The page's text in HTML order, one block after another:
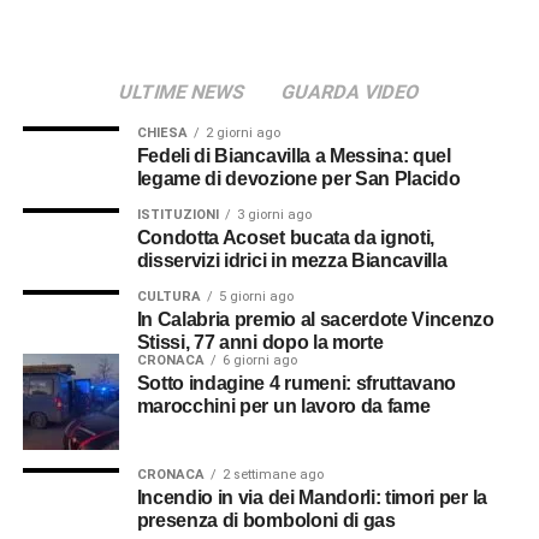
risarcimento danni
Diverso è il discorso per gli alimenti deteriorati nei
frigoriferi e nei congelatori o per eventuali
apparecchiature danneggiate. In questi casi non opera
l’indennizzo automatico, ma è possibile chiedere il
La richiesta deve contenere il codice POD dell’utenza,
l’indirizzo della fornitura, la descrizione del blackout,
l’elenco dei beni danneggiati e una stima del loro valore.
È consigliabile allegare fotografie, scontrini d’acquisto, se
disponibili, e qualsiasi altro documento utile a dimostrare
ULTIME NEWS GUARDA VIDEO
CHIESA 2 giorni ago
Fedeli di Biancavilla a Messina: quel
legame di devozione per San Placido
ISTITUZIONI 3 giorni ago
Condotta Acoset bucata da ignoti,
disservizi idrici in mezza Biancavilla
CULTURA 5 giorni ago
In Calabria premio al sacerdote Vincenzo
Stissi, 77 anni dopo la morte
CRONACA 6 giorni ago
Sotto indagine 4 rumeni: sfruttavano
marocchini per un lavoro da fame
CRONACA 2 settimane ago
Incendio in via dei Mandorli: timori per la
presenza di bomboloni di gas